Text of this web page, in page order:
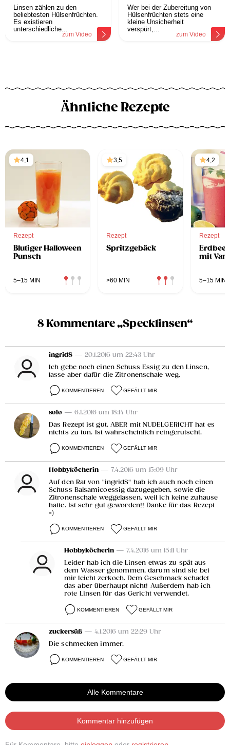
Linsen zählen zu den
beliebtesten Hülsenfrüchten.
Es existieren
unterschiedliche...
zum Video
Wer bei der Zubereitung von
Hülsenfrüchten stets eine
kleine Unsicherheit
verspürt,...
zum Video
Ähnliche Rezepte
4,1
Rezept
Blutiger Halloween
Punsch
5–15 MIN
3,5
Rezept
Spritzgebäck
>60 MIN
4,2
Rezept
mit
5–15 MIN
8 Kommentare „Specklinsen“
ingridS — 20.1.2016 um 22:43 Uhr
Ich gebe noch einen Schuss Essig zu den Linsen,
lasse aber dafür die Zitronenschale weg.
KOMMENTIEREN GEFÄLLT MIR
solo — 6.1.2016 um 18:14 Uhr
Das Rezept ist gut. ABER mit NUDELGERICHT hat es
nichts zu tun. Ist wahrscheinlich reingerutscht.
KOMMENTIEREN GEFÄLLT MIR
Hobbyköcherin — 7.4.2016 um 15:09 Uhr
Auf den Rat von "ingridS" hab ich auch noch einen
Schuss Balsamicoessig dazugegeben, sowie die
Zitronenschale weggelassen, weil ich keine zuhause
hatte. Ist sehr gut geworden!! Danke für das Rezept
=)
KOMMENTIEREN GEFÄLLT MIR
Hobbyköcherin — 7.4.2016 um 15:11 Uhr
Leider hab ich die Linsen etwas zu spät aus
dem Wasser genommen, darum sind sie bei
mir leicht zerkoch. Dem Geschmack schadet
das aber überhaupt nicht! Außerdem hab ich
rote Linsen für das Gericht verwendet.
KOMMENTIEREN GEFÄLLT MIR
zuckersüß — 4.1.2016 um 22:29 Uhr
Die schmecken immer.
KOMMENTIEREN GEFÄLLT MIR
Alle Kommentare
Kommentar hinzufügen